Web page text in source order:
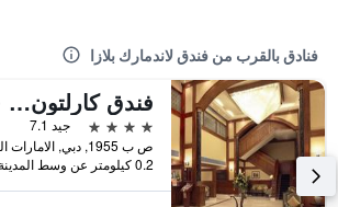
فنادق بالقرب من فندق لاندمارك بلازا
فندق كارلتون تاور
4 نجوم
جيد 7.1
0.2 كيلومتر عن وسط المدينة